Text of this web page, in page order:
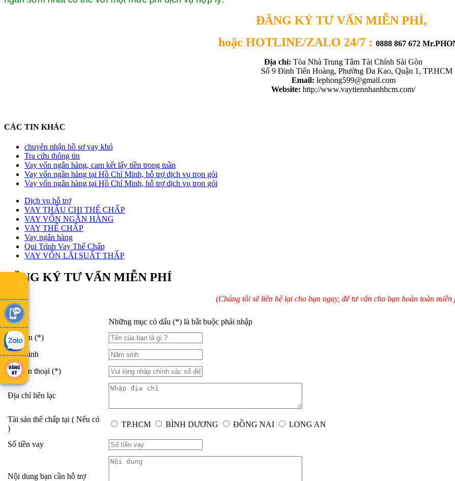
ĐĂNG KÝ TƯ VẤN MIỄN PHÍ,
hoặc HOTLINE/ZALO 24/7 : 0888 867 672
Địa chỉ: Tòa Nhà Trung Tâm Tài Chính Sài Gòn
Số 9 Đinh Tiên Hoàng, Phường Đa Kao, Quận 1, TP.HCM
Email: lephong599@gmail.com
Website: http://www.vaytiennhanhhcm.com/
CÁC TIN KHÁC
chuyên nhận hồ sơ vay khó
Tra cứu thông tin
Vay vốn ngân hàng, cam kết lấy tiền trong tuần
Vay vốn ngân hàng tại Hồ Chí Minh, hỗ trợ dịch vụ trọn gói
Vay vốn ngân hàng tại Hồ Chí Minh, hỗ trợ dịch vụ trọn gói
Dịch vụ hỗ trợ
VAY THẤU CHI THẾ CHẤP
VAY VỐN NGÂN HÀNG
VAY THẾ CHẤP
Vay ngân hàng
Qui Trình Vay Thế Chấp
VAY VỐN LÃI SUẤT THẤP
ĐĂNG KÝ TƯ VẤN MIỄN PHÍ
(Chúng tôi sẽ liên hệ lại cho bạn ngay, để tư vấn cho bạn hoàn toàn miễn
Những mục có dấu (*) là bắt buộc phải nhập
Họ Tên (*)
Năm sinh
Số điện thoại (*)
Địa chỉ liên lạc
Tài sản thế chấp tại ( Nếu có
)
TP.HCM BÌNH DƯƠNG ĐỒNG NAI LONG AN
Số tiền vay
Nội dung bạn cần hỗ trợ